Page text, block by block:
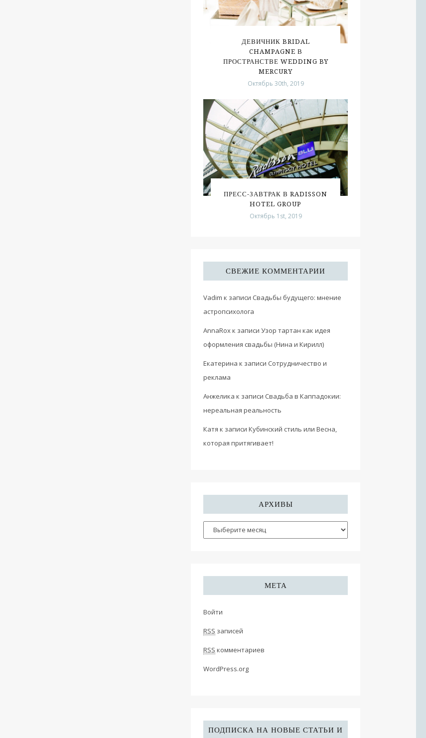
ДЕВИЧНИК BRIDAL
CHAMPAGNE В
ПРОСТРАНСТВЕ WEDDING BY
MERCURY
Октябрь 30th, 2019
ПРЕСС-ЗАВТРАК В RADISSON
HOTEL GROUP
Октябрь 1st, 2019
СВЕЖИЕ КОММЕНТАРИИ
Vadim к записи Свадьбы будущего: мнение
астропсихолога
AnnaRoxк записи Узор тартан как идея
оформления свадьбы (Нина и Кирилл)
Екатерина к записи Сотрудничество и
реклама
Анжелика к записи Свадьба в Каппадокии:
нереальная реальность
Катя к записи Кубинский стиль или Весна,
которая притягивает!
АРХИВЫ
МЕТА
Войти
RSS записей
RSS комментариев
WordPress.org
ПОДПИСКА НА НОВЫЕ СТАТЬИ И